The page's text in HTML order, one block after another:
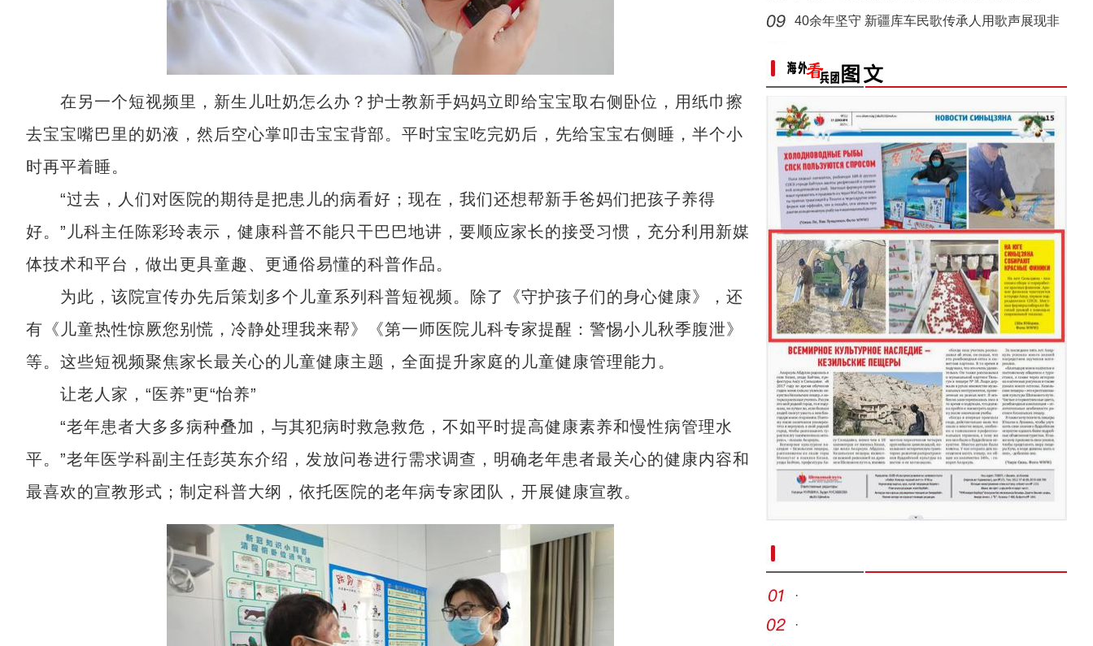
在另一个短视频里，新生儿吐奶怎么办？护士教新手妈妈立即给宝宝取右侧卧位，用纸巾擦
去宝宝嘴巴里的奶液，然后空心掌叩击宝宝背部。平时宝宝吃完奶后，先给宝宝右侧睡，半个小
时再平着睡。
“过去，人们对医院的期待是把患儿的病看好；现在，我们还想帮新手爸妈们把孩子养得
好。”儿科主任陈彩玲表示，健康科普不能只干巴巴地讲，要顺应家长的接受习惯，充分利用新媒
体技术和平台，做出更具童趣、更通俗易懂的科普作品。
为此，该院宣传办先后策划多个儿童系列科普短视频。除了《守护孩子们的身心健康》，还
有《儿童热性惊厥您别慌，冷静处理我来帮》《第一师医院儿科专家提醒：警惕小儿秋季腹泄》
等。这些短视频聚焦家长最关心的儿童健康主题，全面提升家庭的儿童健康管理能力。
让老人家，“医养”更“怡养”
“老年患者大多多病种叠加，与其犯病时救急救危，不如平时提高健康素养和慢性病管理水
平。”老年医学科副主任彭英东介绍，发放问卷进行需求调查，明确老年患者最关心的健康内容和
最喜欢的宣教形式；制定科普大纲，依托医院的老年病专家团队，开展健康宣教。
标题：新“食”尚！“小份菜”成阿克苏人“
40余年坚守 新疆库车民歌传承人用歌声展现非
·
·